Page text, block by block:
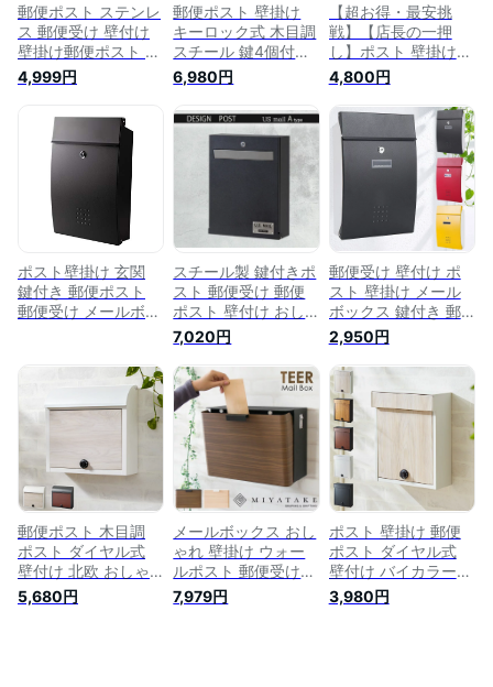
郵便ポスト ステンレ
ス 郵便受け 壁付け
壁掛け郵便ポスト 鍵
付き郵便ポスト メー
ルボックス 鍵付 セ
POST【送料無料】
4,999円
郵便ポスト 壁掛け
キーロック式 木目調
スチール 鍵4個付き
さびにくい 大型 A4
サイズ対応 窓付 鍵
付 壁付け 軽量 北欧
おしゃれ ナチュラル
ポスト 郵便受け 郵
壁掛けポスト 壁付け
6,980円
【超お得・最安挑
戦】【店長の一押
し】ポスト 壁掛け
郵便ポスト 郵便受け
壁付け 鍵付き 木目
調 大型 郵便受け箱
北欧 縦型 玄関 ホワ
イト ブラウン
4,800円
ポスト壁掛け 玄関
鍵付き 郵便ポスト
郵便受け メールボッ
れ 北欧 黒（ブラッ
スチール製 鍵付きポ
スト 郵便受け 郵便
ポスト 壁付け おし
ゃれ 鍵 壁掛け 郵便
受けポスト 郵便受け
箱 玄関 アイアン 安
い 激安 新聞受けポ
スト us mail box 壁
付けポスト ブラック
黒
7,020円
郵便受け 壁付け ポ
スト 壁掛け メール
ボックス 鍵付き 郵
便ポスト POST 壁掛
けポスト 玄関ポスト
新聞受け 家庭用 シ
ンプル コンパクト
壁付けポスト 北欧
おしゃれ かわいい
送料無料 ###ポスト
PSXX-###
2,950円
郵便ポスト 木目調
ポスト ダイヤル式
壁付け 北欧 おしゃ
れ 郵便受け 郵便 壁
掛けポスト 門柱 メ
5,680円
メールボックス おし
ゃれ 壁掛け ウォー
ルポスト 郵便受け
鍵付き 郵便ポスト
玄関収納 カギ付きポ
7,979円
ポスト 壁掛け 郵便
ポスト ダイヤル式
壁付け バイカラー
木目調 鍵付き スチ
ール 雨除け 排水穴
3,980円